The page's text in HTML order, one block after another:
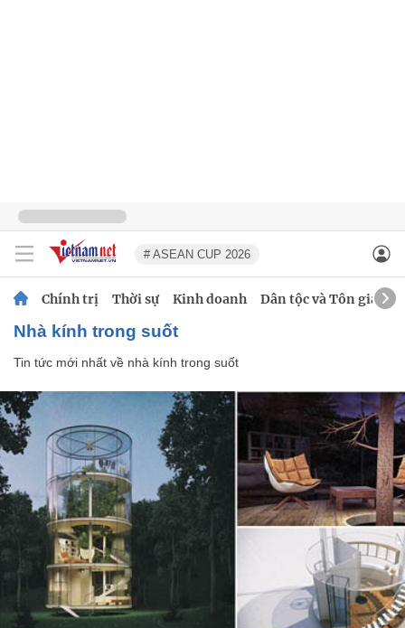
# ASEAN CUP 2026
Chính trị Thời sự Kinh doanh Dân tộc và Tôn giáo
nhà kính trong suốt
Tin tức mới nhất về nhà kính trong suốt